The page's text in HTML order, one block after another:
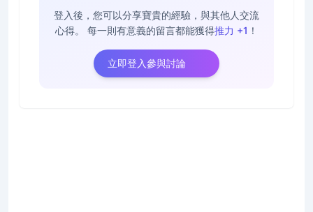
登入後，您可以分享寶貴的經驗，與其他人交流
心得。
每一則有意義的留言都能獲得推力 +1 ！
立即登入參與討論